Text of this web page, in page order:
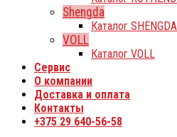
Shengda
Каталог SHENGDA
VOLL
Каталог VOLL
Сервис
О компании
Доставка и оплата
Контакты
+375 29 640-56-58